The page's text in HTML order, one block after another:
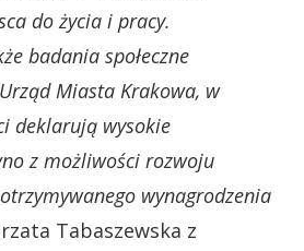
do życia i pracy.
badania społeczne
Miasta Krakowa, w
deklarują wysokie
z możliwości rozwoju
wynagrodzenia
Tabaszewska z